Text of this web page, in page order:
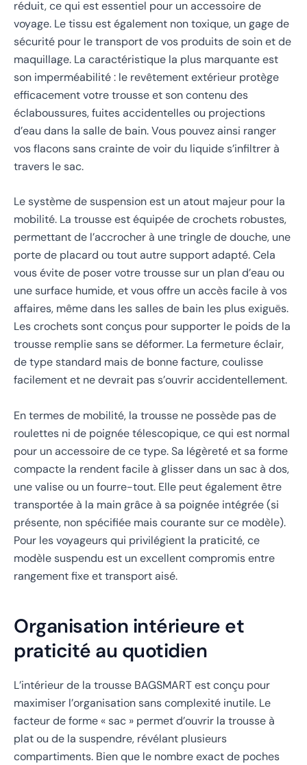
réduit, ce qui est essentiel pour un accessoire de
voyage. Le tissu est également non toxique, un gage de
sécurité pour le transport de vos produits de soin et de
maquillage. La caractéristique la plus marquante est
son imperméabilité : le revêtement extérieur protège
efficacement votre trousse et son contenu des
éclaboussures, fuites accidentelles ou projections
d’eau dans la salle de bain. Vous pouvez ainsi ranger
vos flacons sans crainte de voir du liquide s’infiltrer à
travers le sac.
Le système de suspension est un atout majeur pour la
mobilité. La trousse est équipée de crochets robustes,
permettant de l’accrocher à une tringle de douche, une
porte de placard ou tout autre support adapté. Cela
vous évite de poser votre trousse sur un plan d’eau ou
une surface humide, et vous offre un accès facile à vos
affaires, même dans les salles de bain les plus exiguës.
Les crochets sont conçus pour supporter le poids de la
trousse remplie sans se déformer. La fermeture éclair,
de type standard mais de bonne facture, coulisse
facilement et ne devrait pas s’ouvrir accidentellement.
En termes de mobilité, la trousse ne possède pas de
roulettes ni de poignée télescopique, ce qui est normal
pour un accessoire de ce type. Sa légèreté et sa forme
compacte la rendent facile à glisser dans un sac à dos,
une valise ou un fourre-tout. Elle peut également être
transportée à la main grâce à sa poignée intégrée (si
présente, non spécifiée mais courante sur ce modèle).
Pour les voyageurs qui privilégient la praticité, ce
modèle suspendu est un excellent compromis entre
rangement fixe et transport aisé.
Organisation intérieure et
praticité au quotidien
L’intérieur de la trousse BAGSMART est conçu pour
maximiser l’organisation sans complexité inutile. Le
facteur de forme « sac » permet d’ouvrir la trousse à
plat ou de la suspendre, révélant plusieurs
compartiments. Bien que le nombre exact de poches